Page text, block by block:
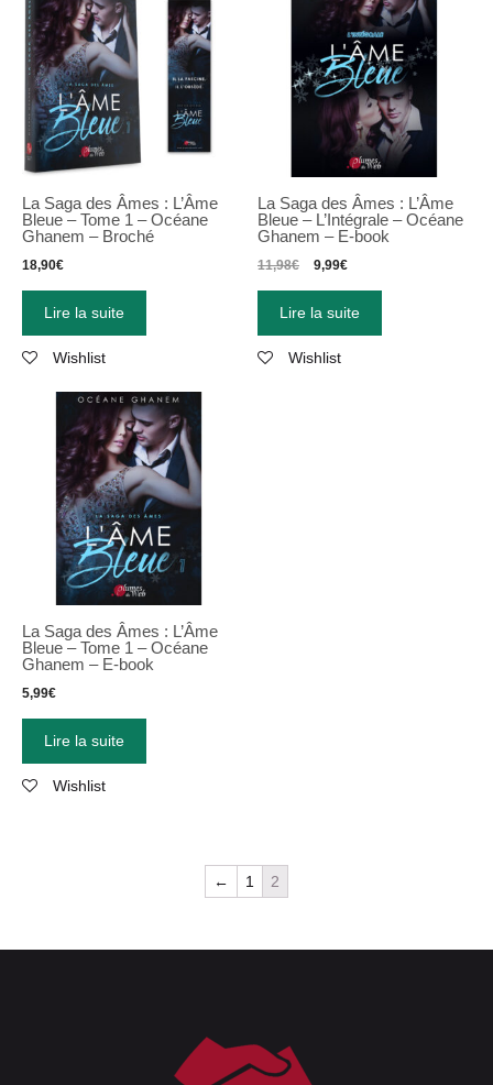
La Saga des Âmes : L’Âme
Bleue – Tome 1 – Océane
Ghanem – Broché
18,90€
Lire la suite
Wishlist
La Saga des Âmes : L’Âme
Bleue – L’Intégrale –Océane
Ghanem – E-book
11,98€ 9,99€
Lire la suite
Wishlist
La Saga des Âmes : L’Âme
Bleue – Tome 1 – Océane
Ghanem – E-book
5,99€
Lire la suite
Wishlist
← 1 2